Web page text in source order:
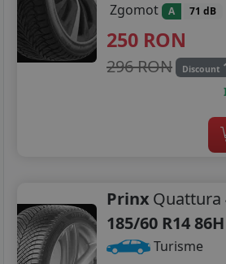
Zgomot A 71 dB
250 RON
296 RON Discount
Prinx Quattura
185/60 R14 86H
Turisme